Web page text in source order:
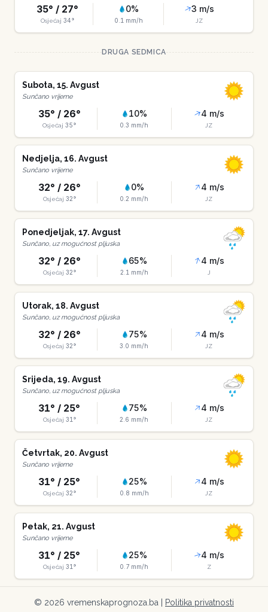
35° / 27°
Osjećaj 34°
0%
0.1 mm/h
3 m/s
JZ
DRUGA SEDMICA
Subota, 15. Avgust
Sunčano vrijeme
35° / 26°
Osjećaj 35°
10%
0.3 mm/h
4 m/s
JZ
Nedjelja, 16. Avgust
Sunčano vrijeme
32° / 26°
Osjećaj 32°
0%
0.2 mm/h
4 m/s
JZ
Ponedjeljak, 17. Avgust
Sunčano, uz mogućnost pljuska
32° / 26°
Osjećaj 32°
65%
2.1 mm/h
4 m/s
J
Utorak, 18. Avgust
Sunčano, uz mogućnost pljuska
32° / 26°
Osjećaj 32°
75%
3.0 mm/h
4 m/s
JZ
Srijeda, 19. Avgust
Sunčano, uz mogućnost pljuska
31° / 25°
Osjećaj 31 °
75%
2.6 mm/h
4 m/s
JZ
Četvrtak, 20. Avgust
Sunčano vrijeme
31° / 25°
Osjećaj 32°
25%
0.8 mm/h
4 m/s
JZ
Petak, 21. Avgust
Sunčano vrijeme
31° / 25°
Osjećaj 31 °
25%
0.7 mm/h
4 m/s
Z
© 2026 vremenskaprognoza.ba | Politika privatnosti